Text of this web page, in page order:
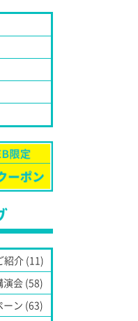
紹介 (11)
演会 (58)
ーン (63)